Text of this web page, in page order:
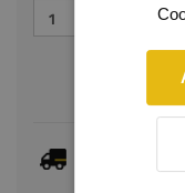
Je hebt
levertijd